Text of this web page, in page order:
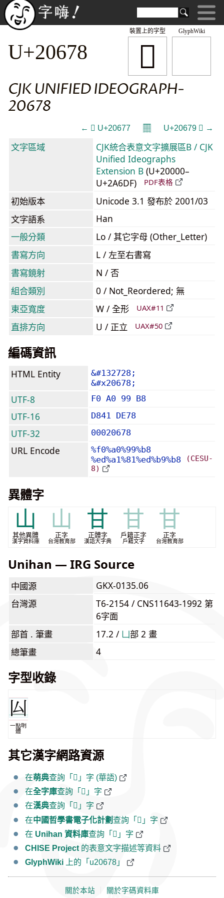
GlyphWiki
𠙸
裝置上的字型
U+20678
CJK UNIFIED IDEOGRAPH-
20678
← 𠙷 U+20677 𝄜 U+20679 𠙹 →
文字區域
CJK統合表意文字擴展區B / CJK
Unified Ideographs
Extension B (U+20000–
U+2A6DF)
PDF表格
初始版本
Unicode 3.1 發布於 2001/03
文字語系
Han
一般分類
Lo / 其它字母 (Other_Letter)
書寫方向
L / 左至右書寫
書寫鏡射
N / 否
組合類別
0 / Not_Reordered; 無
東亞寬度
W / 全形 UAX#11
直排方向 U / 正立 UAX#50
編碼資訊
HTML Entity
&#132728;
&#x20678;
UTF-8 F0 A0 99 B8
UTF-16 D841 DE78
UTF-32 00020678
URL Encode
%f0%a0%99%b8
%ed%a1%81%ed%b9%b8
(CESU-
8)
異體字
山
其他異體
漢字資料庫
山
正字
台灣教育部
甘
正體字
漢語大字典
甘
戶籍正字
戶籍文字
甘
正字
台灣教育部
Unihan — IRG Source
中國源
GKX-0135.06
台灣源
T6-2154 / CNS11643-1992 第
6字面
部首 . 筆畫
17.2 / ⼐部 2 畫
總筆畫
4
字型收錄
一點明
體
其它漢字網路資源
在萌典查詢「𠙸」字 (華語)
在全字庫查詢「𠙸」字
在漢典查詢「𠙸」字
在中國哲學書電子化計劃查詢「𠙸」字
在 Unihan 資料庫查詢「𠙸」字
CHISE Project 的表意文字描述等資料
GlyphWiki 上的「u20678」
關於本站 關於字碼資料庫